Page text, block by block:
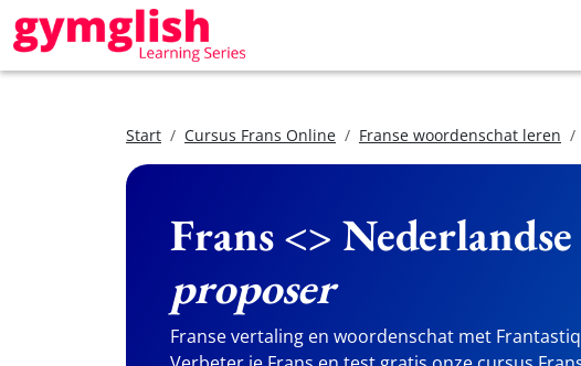
Start Cursus Frans Online Franse woordenschat leren
Frans <>
proposer
Franse vertaling en woordenschat met